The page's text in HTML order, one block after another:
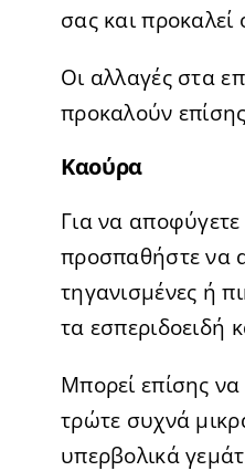
σας και προκαλεί
Οι αλλαγές στα
προκαλούν
Καούρα
Για να
προσπαθήστε να
τηγανισμένες ή
τα εσπεριδοειδή
Μπορεί επίσης
τρώτε συχνά
υπερβολικά